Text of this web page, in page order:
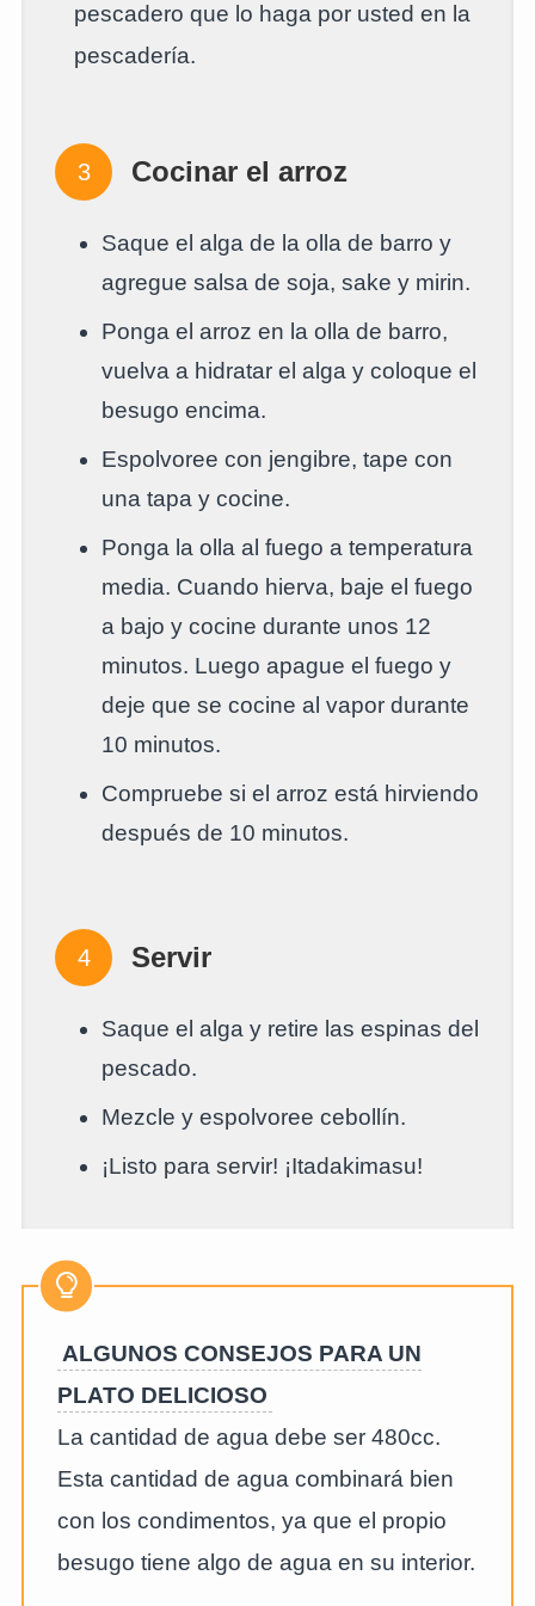
pescadero que lo haga por usted en la
pescadería.
Cocinar el arroz
Saque el alga de la olla de barro y
agregue salsa de soja, sake y mirin.
Ponga el arroz en la olla de barro,
vuelva a hidratar el alga y coloque el
besugo encima.
Espolvoree con jengibre, tape con
una tapa y cocine.
Ponga la olla al fuego a temperatura
media. Cuando hierva, baje el fuego
a bajo y cocine durante unos 12
minutos. Luego apague el fuego y
deje que se cocine al vapor durante
10 minutos.
Compruebe si el arroz está hirviendo
después de 10 minutos.
Servir
Saque el alga y retire las espinas del
pescado.
Mezcle y espolvoree cebollín.
¡Listo para servir! ¡Itadakimasu!
ALGUNOS CONSEJOS PARA UN
PLATO DELICIOSO
La cantidad de agua debe ser 480cc.
Esta cantidad de agua combinará bien
con los condimentos, ya que el propio
besugo tiene algo de agua en su interior.